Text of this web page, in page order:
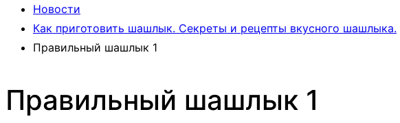
Новости
Как приготовить шашлык. Секреты и рецепты вкусного шашлыка.
Правильный шашлык 1
Правильный шашлык 1